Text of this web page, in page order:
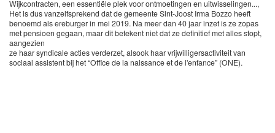
Wijkcontracten, een essentiële plek voor ontmoetingen en uitwisselingen...,
Het is dus vanzelfsprekend dat de gemeente Sint-Joost Irma Bozzo heeft
benoemd als ereburger in mei 2019. Na meer dan 40 jaar inzet is ze zopas
met pensioen gegaan, maar dit betekent niet dat ze definitief met alles stopt,
aangezien
ze haar syndicale acties verderzet, alsook haar vrijwilligersactiviteit van
sociaal assistent bij het “Office de la naissance et de l'enfance” (ONE).